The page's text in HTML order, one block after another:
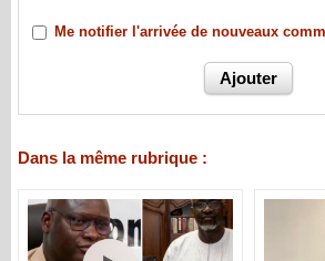
Me notifier l'arrivée de nouveaux
Dans la même rubrique :